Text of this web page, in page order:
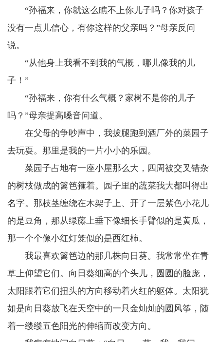
“孙福来，你就这么瞧不上你儿子吗？你对孩子
没有一点儿信心，有你这样的父亲吗？”母亲反问
说。
“从他身上我看不到我的气概，哪儿像我的儿
子！”
“孙福来，你有什么气概？家树不是你的儿子
吗？”母亲提高嗓音问道。
在父母的争吵声中，我拔腿跑到酒厂外的菜园子
去玩耍。那里是我的一片小小的乐园。
菜园子占地有一座小屋那么大，四周被交叉错杂
的树枝做成的篱笆箍着。园子里的蔬菜我大都叫得出
名字。那枝茎缠绕在木架子上、开了一层紫色小花儿
的是豆角，那从绿藤上垂下像细长手臂似的是黄瓜，
那一个个像小红灯笼似的是西红柿。
我最喜欢篱笆边的那几株向日葵。我常常坐在青
草上仰望它们。向日葵细高的个头儿，圆圆的脸庞，
太阳跟着它们扭头的方向移动着火红的躯体。太阳犹
如是向日葵放飞在天空中的一只金灿灿的圆风筝，随
着一缕缕五色阳光的伸缩而改变方向。